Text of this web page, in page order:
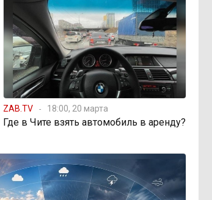
ZAB.TV 18:00, 20 марта
Где в Чите взять автомобиль в аренду?